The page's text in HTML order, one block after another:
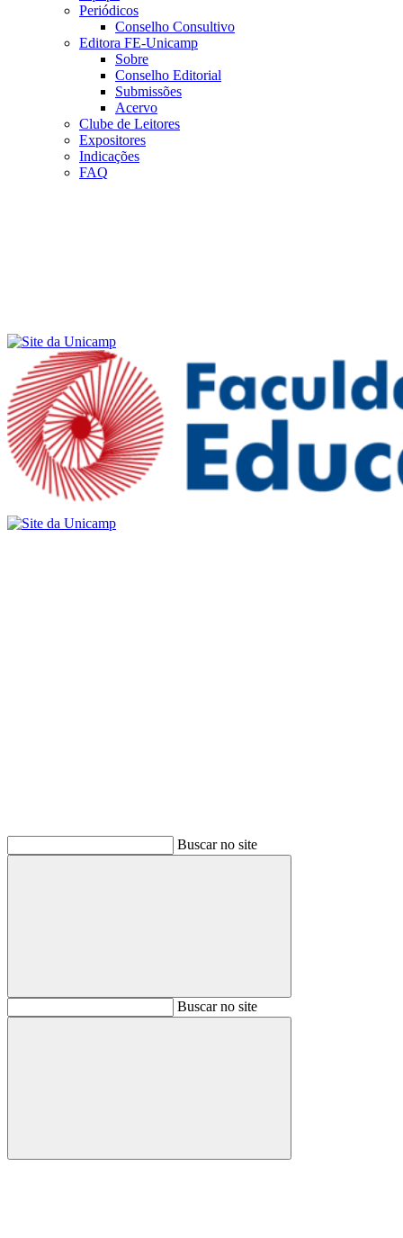
Periódicos
Conselho Consultivo
Editora FE-Unicamp
Sobre
Conselho Editorial
Submissões
Acervo
Clube de Leitores
Expositores
Indicações
FAQ
Buscar no site
BuscarBuscar no site
Buscar